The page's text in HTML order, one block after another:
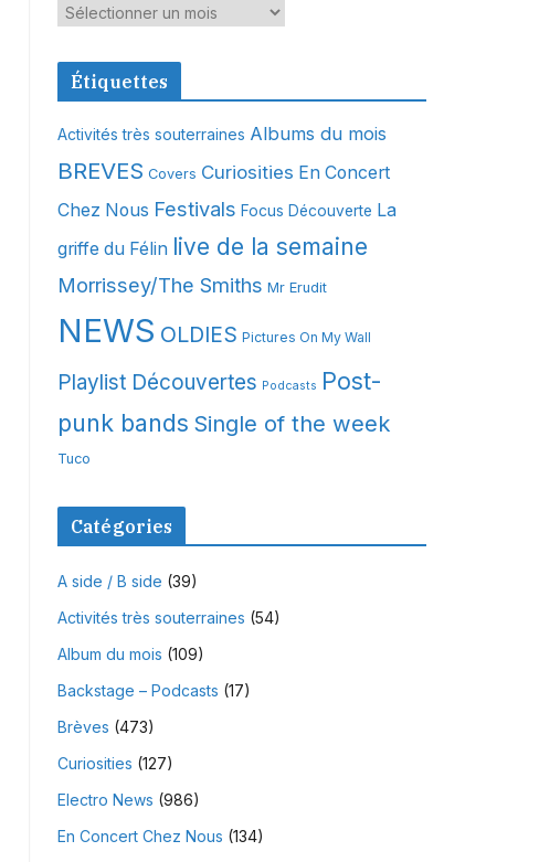
A
c
e
s
Étiquettes
Activités très souterraines Albums du mois
BREVES Covers Curiosities En Concert
Chez Nous Festivals Focus Découverte La
griffe du Félin live de la semaine
Morrissey/The Smiths Mr Erudit
NEWS OLDIES Pictures On My Wall
Playlist Découvertes Podcasts Post-
punk bands Single of the week
Tuco
Catégories
A side / B side (39)
Activités très souterraines (54)
Album du mois (109)
Backstage – Podcasts (17)
Brèves (473)
Curiosities (127)
Electro News (986)
En Concert Chez Nous (134)